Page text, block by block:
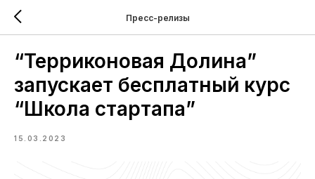
Пресс-релизы
“Терриконовая Долина”
запускает бесплатный курс
“Школа стартапа”
15.03.2023